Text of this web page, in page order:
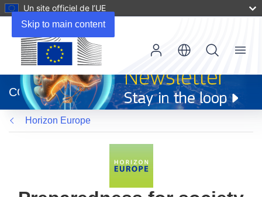
Skip to main content
Un site officiel de l’UE
dans
une
nouvelle
fenêtre)
CORDIS
Menu
Horizon Europe